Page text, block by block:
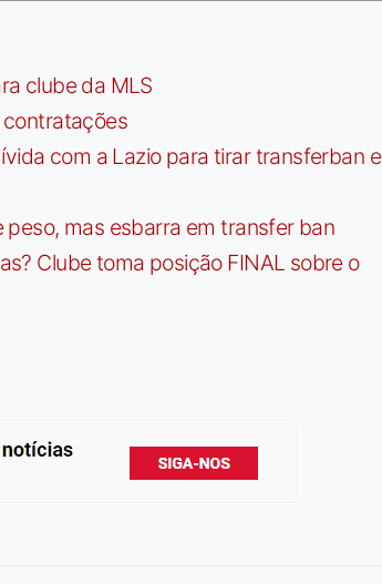
clube da MLS
contratações
com a Lazio para tirar transferban e
mas esbarra em transfer ban
Clube toma posição FINAL sobre o